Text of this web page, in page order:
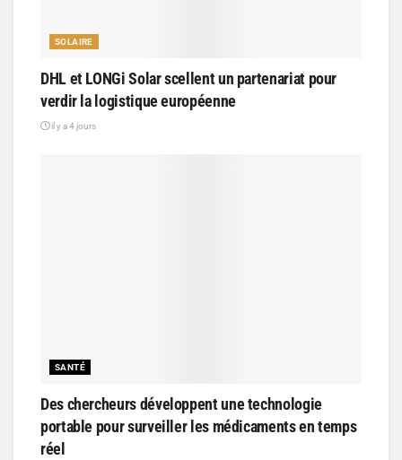
SOLAIRE
DHL et LONGi Solar scellent un partenariat pour
verdir la logistique européenne
il y a 4 jours
SANTÉ
Des chercheurs développent une technologie
portable pour surveiller les médicaments en temps
réel